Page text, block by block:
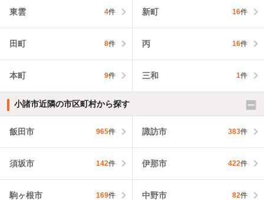
東雲 4件 新町 16件
田町 8件 丙 16件
本町 9件 三和 1件
小諸市近隣の市区町村から探す
飯田市 965件 諏訪市 383件
須坂市 142件 伊那市 422件
駒ヶ根市 169件 中野市 82件